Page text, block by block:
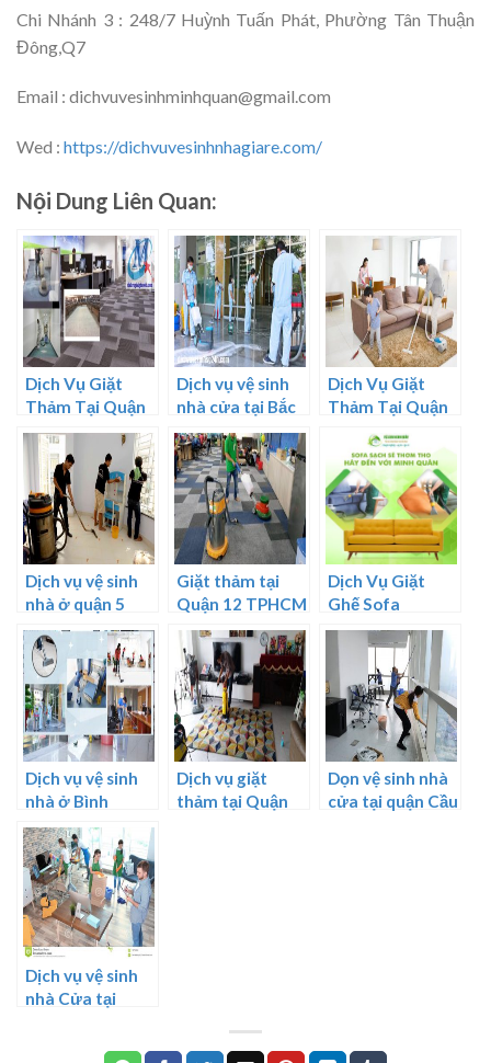
Chi Nhánh 3 : 248/7 Huỳnh Tuấn Phát, Phường Tân Thuận
Đông,Q7
Email : dichvuvesinhminhquan@gmail.com
Wed : https://dichvuvesinhnhagiare.com/
Nội Dung Liên Quan:
Dịch Vụ Giặt
Thảm Tại Quận
8 TPHCM
Dịch vụ vệ sinh
nhà cửa tại Bắc
Ninh
Dịch Vụ Giặt
Thảm Tại Quận
7 TPHCM
Dịch vụ vệ sinh
nhà ở quận 5
Tphcm
Giặt thảm tại
Quận 12 TPHCM
Dịch Vụ Giặt
Ghế Sofa
Chuyên Nghiệp
Sạch Bóng 100%
Dịch vụ vệ sinh
nhà ở Bình
Dương
Dịch vụ giặt
thảm tại Quận
Dọn vệ sinh nhà
cửa tại quận Cầu
Dịch vụ vệ sinh
nhà Cửa tại